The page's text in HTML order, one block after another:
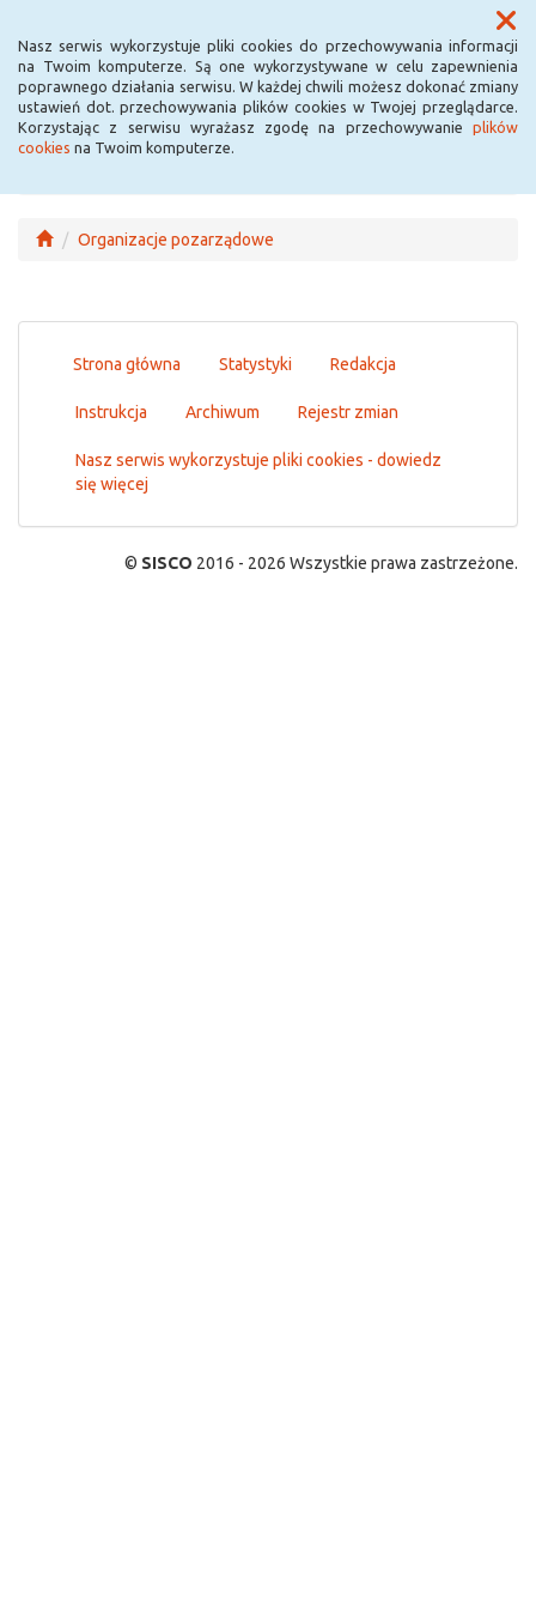
Nasz serwis wykorzystuje pliki cookies do przechowywania informacji
na Twoim komputerze. Są one wykorzystywane w celu zapewnienia
poprawnego działania serwisu. W każdej chwili możesz dokonać zmiany
ustawień dot. przechowywania plików cookies w Twojej przeglądarce.
Korzystając z serwisu wyrażasz zgodę na przechowywanie plików
cookies na Twoim komputerze.
Menu
Organizacje pozarządowe
Strona główna Statystyki Redakcja
Instrukcja Archiwum Rejestr zmian
Nasz serwis wykorzystuje pliki cookies - dowiedz
się więcej
© SISCO 2016 - 2026 Wszystkie prawa zastrzeżone.